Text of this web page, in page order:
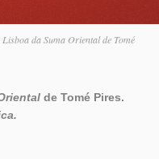
da Suma Oriental de Tomé
de Tomé Pires.